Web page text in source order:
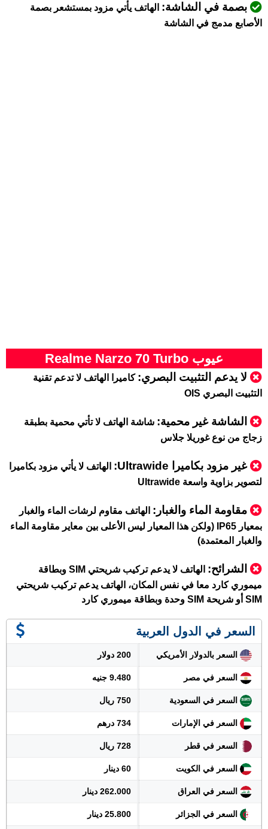
بصمة في الشاشة: الهاتف يأتي مزود بمستشعر بصمة
الأصابع مدمج في الشاشة
عيوب Realme Narzo 70 Turbo
لا يدعم التثبيت البصري: كاميرا الهاتف لا تدعم تقنية
التثبيت البصري OIS
الشاشة غير محمية: شاشة الهاتف لا تأتي محمية بطبقة
زجاج من نوع غوريلا جلاس
غير مزود بكاميرا Ultrawide:
الهاتف لا يأتي مزود بكاميرا
لتصوير بزاوية واسعة Ultrawide
مقاومة الماء والغبار: الهاتف مقاوم لرشات الماء والغبار
بمعيار IP65 (ولكن هذا المعيار ليس الأعلى بين معاير مقاومة الماء
والغبار المعتمدة)
الشرائح:
الهاتف لا يدعم تركيب شريحتي SIM وبطاقة
ميموري كارد معا في نفس المكان، الهاتف يدعم تركيب شريحتي
SIM أو شريحة SIM وحدة وبطاقة ميموري كارد
السعر في الدول العربية
السعر بالدولار الأمريكي 200 دولار
السعر في مصر 9.480 جنيه
السعر في السعودية 750 ريال
السعر في الإمارات 734 درهم
السعر في قطر 728 ريال
السعر في الكويت 60 دينار
السعر في العراق 262.000 دينار
السعر في الجزائر 25.800 دينار